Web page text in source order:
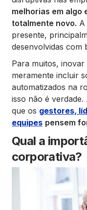
melhorias em algo
totalmente novo. A
presente,
desenvolvidas com
Para muitos,
meramente incluir
automatizados na
isso não é
que os gestores,
equipes pensem
Qual a
corporativa?